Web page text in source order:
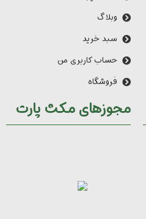
وبلاگ
سبد خرید
حساب کاربری من
فروشگاه
مجوزهای مکث پارت